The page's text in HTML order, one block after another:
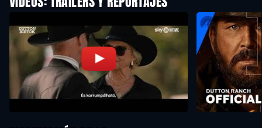
VÍDEOS: TRAILERS Y REPORTAJES